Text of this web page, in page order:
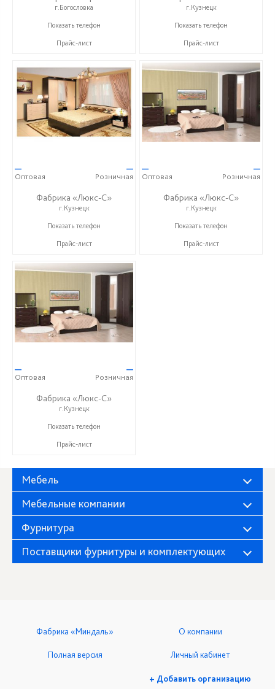
г.Богословка
+7 (8412) 21-50-66
Показать телефон
Прайс-лист
г.Кузнецк
+ 7 (999) 748-11-11
Показать телефон
Прайс-лист
—
Оптовая
—
Розничная
Фабрика «Люкс-С»
г.Кузнецк
+ 7 (999) 748-11-11
Показать телефон
Прайс-лист
—
Оптовая
—
Розничная
Фабрика «Люкс-С»
г.Кузнецк
+ 7 (999) 748-11-11
Показать телефон
Прайс-лист
—
Оптовая
—
Розничная
Фабрика «Люкс-С»
г.Кузнецк
+ 7 (999) 748-11-11
Показать телефон
Прайс-лист
Мебель
Мебельные компании
Фурнитура
Поставщики фурнитуры и комплектующих
Фабрика «Миндаль» О компании
Полная версия Личный кабинет
+ Добавить организацию